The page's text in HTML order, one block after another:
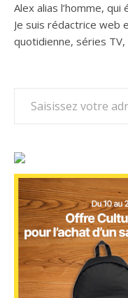
Alex alias l’homme,
Je suis rédactrice web
quotidienne, séries TV,